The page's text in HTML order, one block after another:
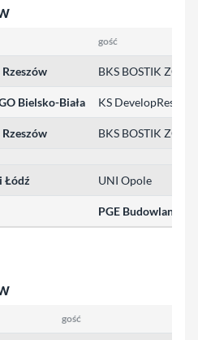
gość
Rzeszów BKS BOSTIK ZGO
Bielsko-Biała KS DevelopRes
Rzeszów BKS BOSTIK ZGO
Łódź UNI Opole
PGE Budowlani
gość